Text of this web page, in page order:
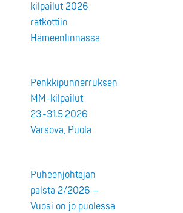
kilpailut 2026
ratkottiin
Hämeenlinnassa
Penkkipunnerruksen
MM-kilpailut
23.-31.5.2026
Varsova, Puola
Puheenjohtajan
palsta 2/2026 –
Vuosi on jo puolessa